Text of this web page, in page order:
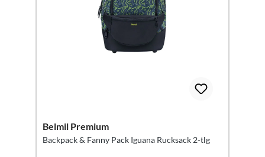
Belmil Premium
Backpack & Fanny Pack Iguana Ruck sack 2-tlg